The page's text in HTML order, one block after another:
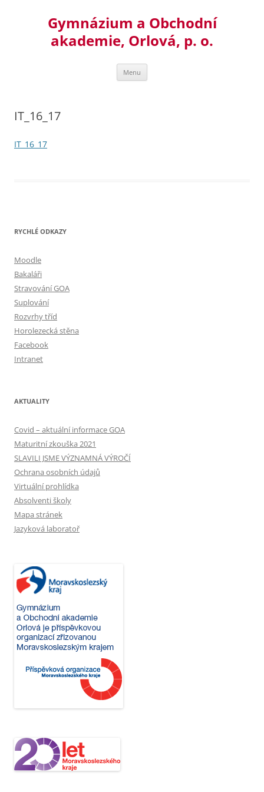
Gymnázium a Obchodní
akademie, Orlová, p. o.
Menu
IT_16_17
IT_16_17
RYCHLÉ ODKAZY
Moodle
Bakaláři
Stravování GOA
Suplování
Rozvrhy tříd
Horolezecká stěna
Facebook
Intranet
AKTUALITY
Covid – aktuální informace GOA
Maturitní zkouška 2021
SLAVILI JSME VÝZNAMNÁ VÝROČÍ
Ochrana osobních údajů
Virtuální prohlídka
Absolventi školy
Mapa stránek
Jazyková laboratoř